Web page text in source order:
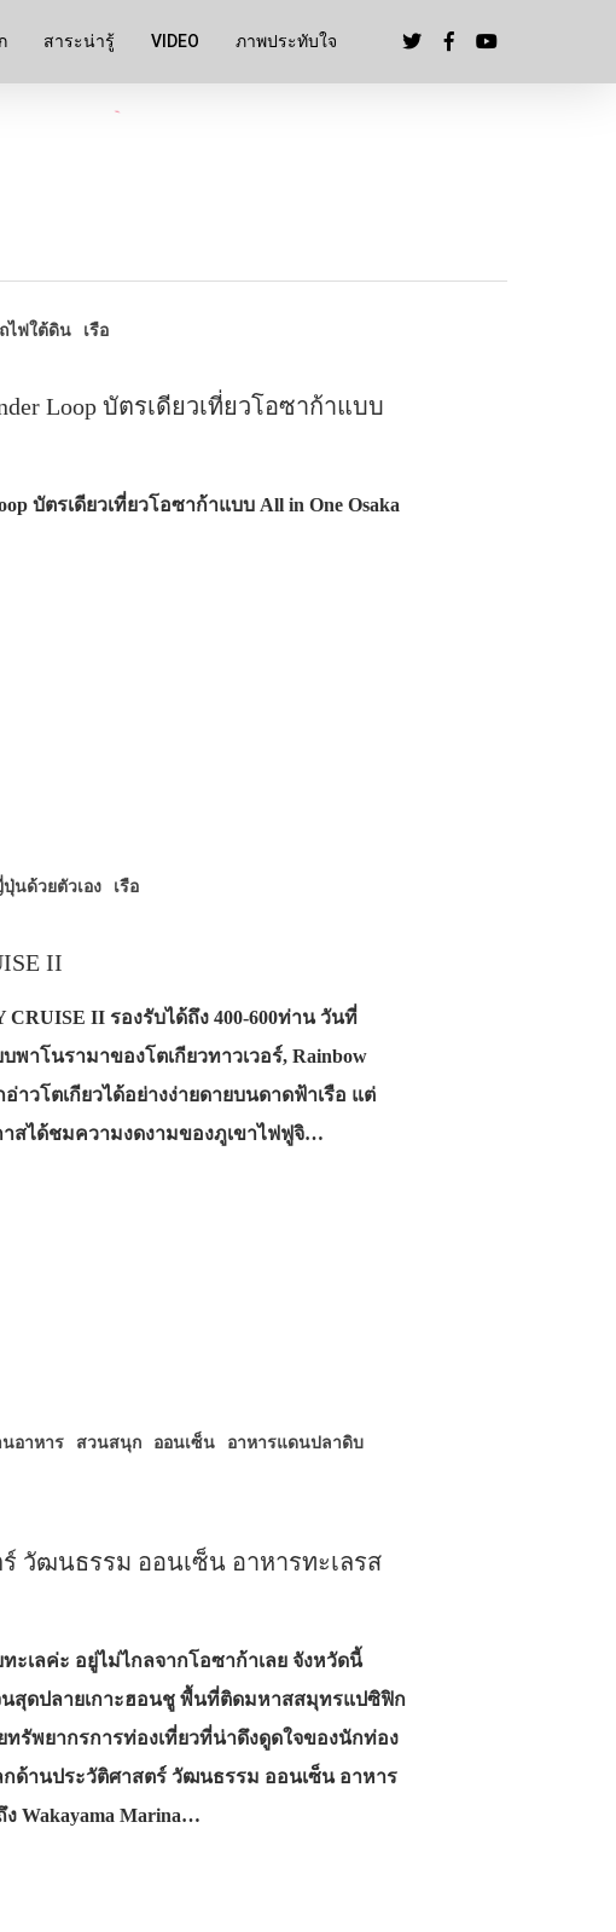
สาระน่ารู้ VIDEO ภาพประทับใจ
ไฟใต้ดิน เรือ
Loop บัตรเดียวเที่ยวโอซาก้าแบบ
บัตรเดียวเที่ยวโอซาก้าแบบ All in One Osaka
นด้วยตัวเอง เรือ
II
CRUISE II รองรับได้ถึง 400-600ท่าน วันที่
าโนรามาของโตเกียวทาวเวอร์, Rainbow
าวโตเกียวได้อย่างง่ายดายบนดาดฟ้าเรือ แต่
ได้ชมความงดงามของภูเขาไฟฟูจิ…
นอาหาร สวนสนุก ออนเซ็น อาหารแดนปลาดิบ
วัฒนธรรม ออนเซ็น อาหารทะเลรส
ะเลค่ะ อยู่ไม่ไกลจากโอซาก้าเลย จังหวัดนี้
สุดปลายเกาะฮอนชู พื้นที่ติดมหาสสมุทรแปซิฟิก
ทรัพยากรการท่องเที่ยวที่น่าดึงดูดใจของนักท่อง
ด้านประวัติศาสตร์ วัฒนธรรม ออนเซ็น อาหาร
ง Wakayama Marina…